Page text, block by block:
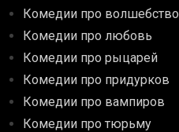
Комедии про волшебство
Комедии про любовь
Комедии про рыцарей
Комедии про придурков
Комедии про вампиров
Комедии про тюрьму